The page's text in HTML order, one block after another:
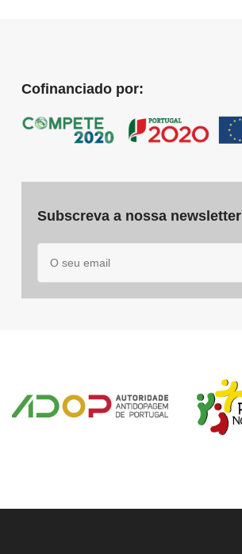
Cofinanciado por:
Subscreva a nossa newsletter